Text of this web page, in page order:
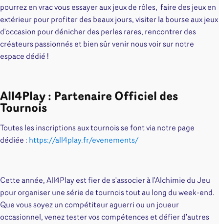
Autres
pourrez en vrac vous essayer aux jeux de rôles, faire des jeux en
extérieur pour profiter des beaux jours, visiter la bourse aux jeux
d'occasion pour dénicher des perles rares​, rencontrer des
créateurs passionnés et bien sûr venir nous voir sur notre
espace dédié !
All4Play : Partenaire Officiel des
Tournois
Toutes les inscriptions aux tournois se font via notre page
dédiée : https://all4play.fr/evenements/
Cette année, All4Play est fier de s'associer à l'Alchimie du Jeu
pour organiser une série de tournois tout au long du week-end.
Que vous soyez un compétiteur aguerri ou un joueur
occasionnel, venez tester vos compétences et défier d'autres